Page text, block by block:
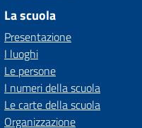
La scuola
Presentazione
I luoghi
Le persone
I numeri della scuola
Le carte della scuola
Organizzazione